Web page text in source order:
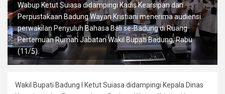
Wabup Ketut Suiasa didampingi Kadis Kearsipan dan
Perpustakaan Badung Wayan Kristiani menerima audiensi
perwakilan Penyuluh Bahasa Bali se-Badung di Ruang
Pertemuan Rumah Jabatan Wakil Bupati Badung, Rabu
(11/5).
Wakil Bupati Badung I Ketut Suiasa didampingi Kepala Dinas